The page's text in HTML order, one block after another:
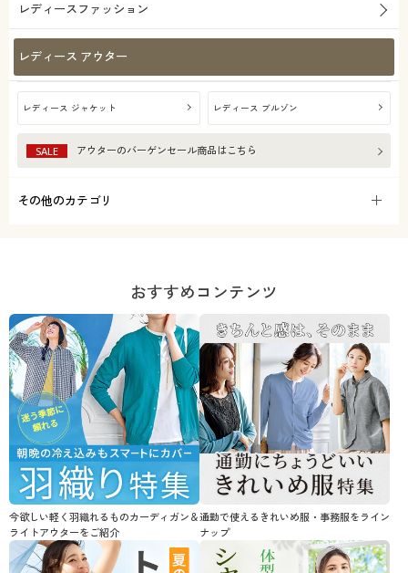
レディースファッション
レディース アウター
レディース ジャケット レディース ブルゾン
SALE アウターのバーゲンセール商品はこちら
その他のカテゴリ
おすすめコンテンツ
今欲しい軽く羽織れるものカーディガン＆
ライトアウターをご紹介
通勤で使えるきれいめ服・事務服をライン
ナップ